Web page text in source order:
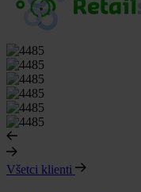
Všetci klienti